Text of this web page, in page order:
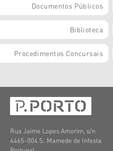
Documentos Públicos
Biblioteca
Procedimentos Concursais
Rua Jaime Lopes Amorim, s/n
4465-004 S. Mamede de Infesta